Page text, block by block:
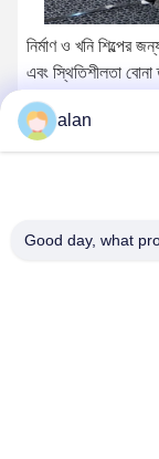
নির্মাণ ও খনি শিল্পের
এবং স্থিতিশীলতা বোনা
স্ক্রিন
alan
Good day, what